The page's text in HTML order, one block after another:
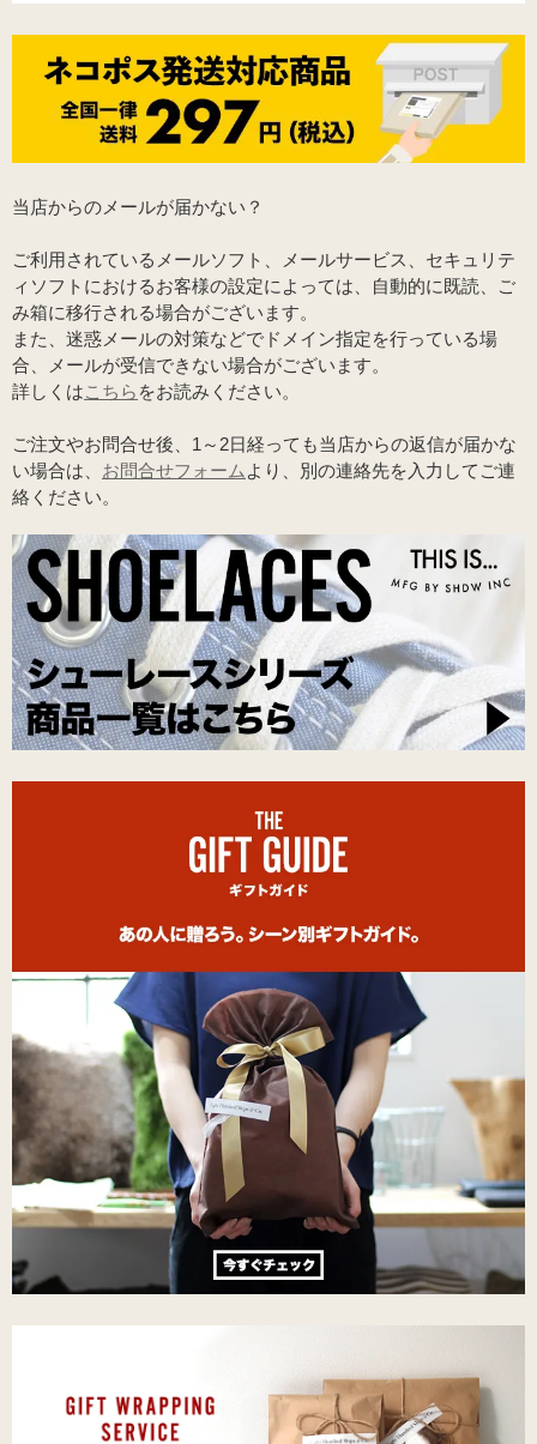
当店からのメールが届かない？
ご利用されているメールソフト、メールサービス、セキュリテ
ィソフトにおけるお客様の設定によっては、自動的に既読、ご
み箱に移行される場合がございます。
また、迷惑メールの対策などでドメイン指定を行っている場
合、メールが受信できない場合がございます。
詳しくはこちら をお読みください。
ご注文やお問合せ後、1～2日経っても当店からの返信が届かな
い場合は、 お問合せフォームより、別の連絡先を入力してご連
絡ください。